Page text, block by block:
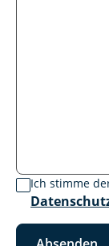
Ich stimme